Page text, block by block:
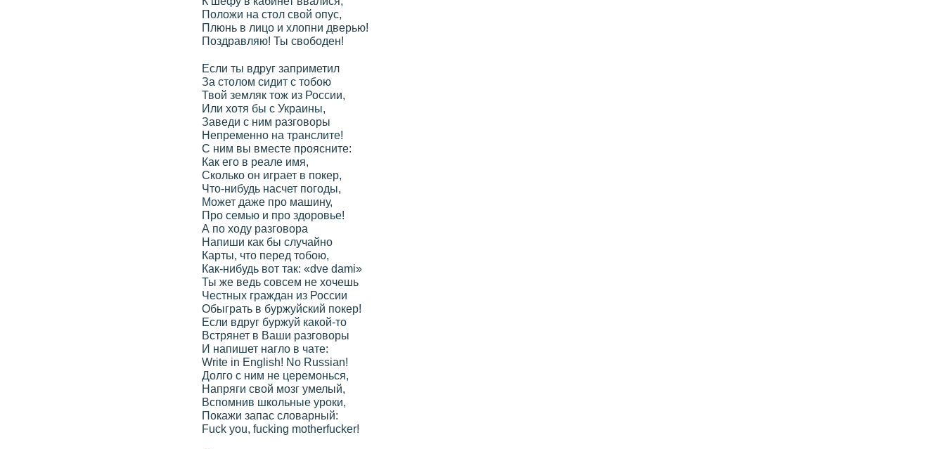
Положи на стол свой опус,
Плюнь в лицо и хлопни дверью!
Поздравляю! Ты свободен!
Если ты вдруг заприметил
За столом сидит с тобою
Твой земляк тож из России,
Или хотя бы с Украины,
Заведи с ним разговоры
Непременно на транслите!
С ним вы вместе проясните:
Как его в реале имя,
Сколько он играет в покер,
Что-нибудь насчет погоды,
Может даже про машину,
Про семью и про здоровье!
А по ходу разговора
Напиши как бы случайно
Карты, что перед тобою,
Как-нибудь вот так: «dve dami»
Ты же ведь совсем не хочешь
Честных граждан из России
Обыграть в буржуйский покер!
Если вдруг буржуй какой-то
Встрянет в Ваши разговоры
И напишет нагло в чате:
Write in English! No Russian!
Долго с ним не церемонься,
Напряги свой мозг умелый,
Вспомнив школьные уроки,
Покажи запас словарный:
Fuck you, fucking motherfucker!